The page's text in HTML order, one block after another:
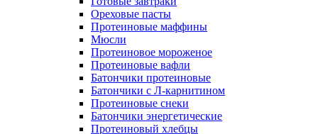
Ореховые пасты
Протеиновые маффины
Мюсли
Протеиновое мороженое
Протеиновые вафли
Батончики протеиновые
Батончики с Л-карнитином
Протеиновые снеки
Батончики энергетические
Протеиновый хлебцы